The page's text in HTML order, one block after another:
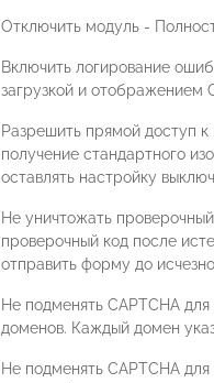
Отключить модуль -
Включить логирование
загрузкой и отображением
Разрешить прямой доступ
получение стандартного
оставлять настройку
Не уничтожать
проверочный код после
отправить форму до
Не подменять CAPTCHA
доменов. Каждый домен
Не подменять CAPTCHA